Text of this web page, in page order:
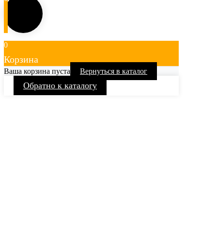
0
Корзина
Ваша корзина пуста Вернуться в каталог
Обратно к каталогу